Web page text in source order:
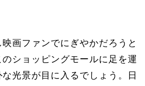
画ファンでにぎやかだろうと
ショッピングモールに足を運
光景が目に入るでしょう。日